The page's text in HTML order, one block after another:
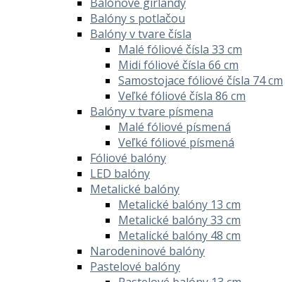
Balóny s potlačou
Balóny v tvare čísla
Malé fóliové čísla 33 cm
Midi fóliové čísla 66 cm
Samostojace fóliové čísla 74 cm
Veľké fóliové čísla 86 cm
Balóny v tvare písmena
Malé fóliové písmená
Veľké fóliové písmená
Fóliové balóny
LED balóny
Metalické balóny
Metalické balóny 13 cm
Metalické balóny 33 cm
Metalické balóny 48 cm
Narodeninové balóny
Pastelové balóny